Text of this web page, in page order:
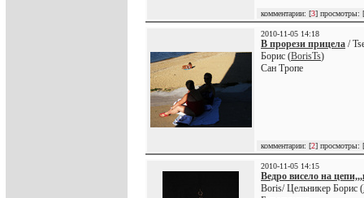
комментарии: [3] просмотры: [
2010-11-05 14:18
В прорези прицела /
Борис (BorisTs)
Сан Тропе
комментарии: [2] просмотры: [
2010-11-05 14:15
Ведро висело на
Boris/ Цельникер Борис (